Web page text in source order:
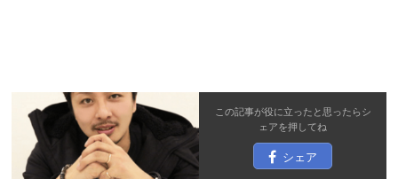
この記事が役に立ったと思ったらシ
ェアを押してね
シェア